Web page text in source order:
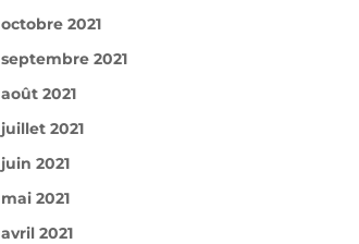
octobre 2021
septembre 2021
août 2021
juillet 2021
juin 2021
mai 2021
avril 2021